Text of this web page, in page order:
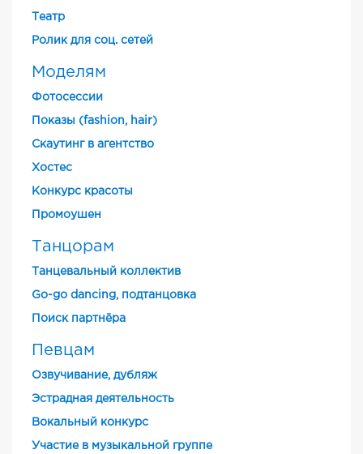
Театр
Ролик для соц. сетей
Моделям
Фотосессии
Показы (fashion, hair)
Скаутинг в агентство
Хостес
Конкурс красоты
Промоушен
Танцорам
Танцевальный коллектив
Go-go dancing, подтанцовка
Поиск партнёра
Певцам
Озвучивание, дубляж
Эстрадная деятельность
Вокальный конкурс
Участие в музыкальной группе